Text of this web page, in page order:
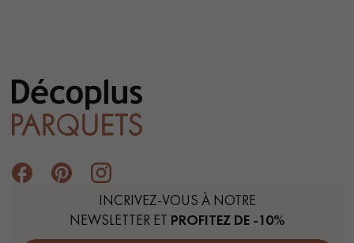
INCRIVEZ-VOUS À NOTRE
NEWSLETTER ET PROFITEZ DE -10%